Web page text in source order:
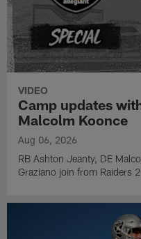
VIDEO
Camp updates
Malcolm Koonce
Aug 06, 2026
RB Ashton Jeanty, DE
Graziano join from Raiders